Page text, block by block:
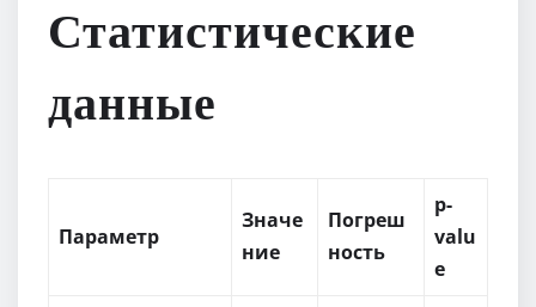
Статистические
данные
Параметр
Значе
ние
Погреш
ность
p-
valu
e